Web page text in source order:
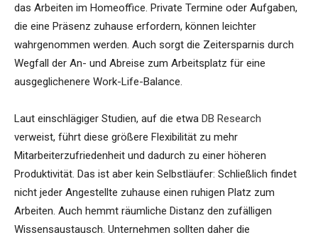
das Arbeiten im Homeoffice. Private Termine oder Aufgaben,
die eine Präsenz zuhause erfordern, können leichter
wahrgenommen werden. Auch sorgt die Zeitersparnis durch
Wegfall der An- und Abreise zum Arbeitsplatz für eine
ausgeglichenere Work-Life-Balance.
Laut einschlägiger Studien, auf die etwa DB Research
verweist, führt diese größere Flexibilität zu mehr
Mitarbeiterzufriedenheit und dadurch zu einer höheren
Produktivität. Das ist aber kein Selbstläufer: Schließlich findet
nicht jeder Angestellte zuhause einen ruhigen Platz zum
Arbeiten. Auch hemmt räumliche Distanz den zufälligen
Wissensaustausch. Unternehmen sollten daher die